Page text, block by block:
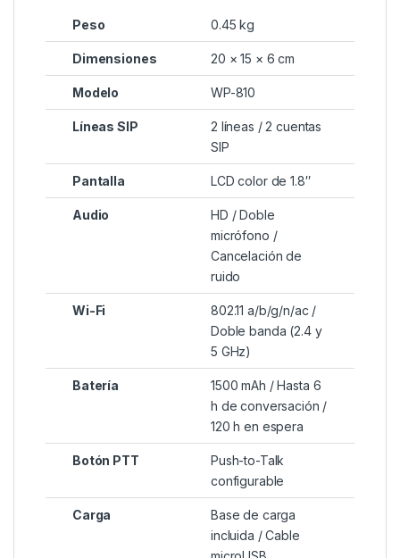
Peso 0.45 kg
Dimensiones 20 × 15 × 6 cm
Modelo WP-810
Líneas SIP
2 líneas / 2 cuentas
SIP
Pantalla LCD color de 1.8″
Audio
HD / Doble
micrófono /
Cancelación de
ruido
Wi-Fi
802.11 a/b/g/n/ac /
Doble banda (2.4 y
5 GHz)
Batería
1500 mAh / Hasta 6
h de conversación /
120 h en espera
Botón PTT
Push-to-Talk
configurable
Carga
Base de carga
incluida / Cable